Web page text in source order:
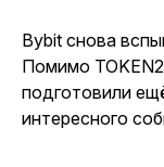
Bybit снова
Помимо
подготовили
интересного